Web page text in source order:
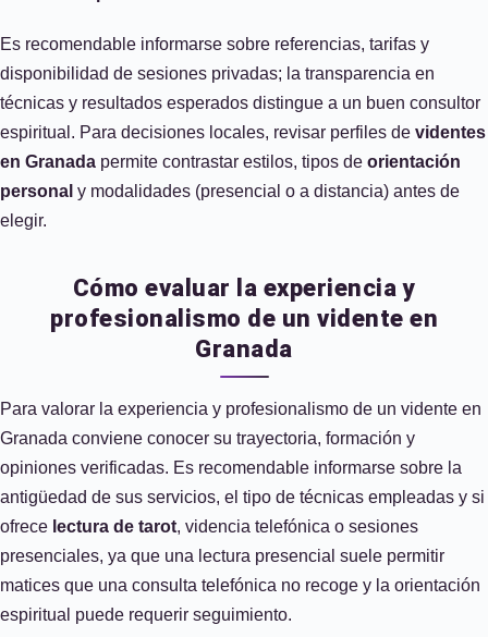
Es recomendable informarse sobre referencias, tarifas y
disponibilidad de sesiones privadas; la transparencia en
técnicas y resultados esperados distingue a un buen consultor
espiritual. Para decisiones locales, revisar perfiles de videntes
en Granada permite contrastar estilos, tipos de orientación
personal y modalidades (presencial o a distancia) antes de
elegir.
Cómo evaluar la experiencia y
profesionalismo de un vidente en
Granada
Para valorar la experiencia y profesionalismo de un vidente en
Granada conviene conocer su trayectoria, formación y
opiniones verificadas. Es recomendable informarse sobre la
antigüedad de sus servicios, el tipo de técnicas empleadas y si
ofrece lectura de tarot, videncia telefónica o sesiones
presenciales, ya que una lectura presencial suele permitir
matices que una consulta telefónica no recoge y la orientación
espiritual puede requerir seguimiento.